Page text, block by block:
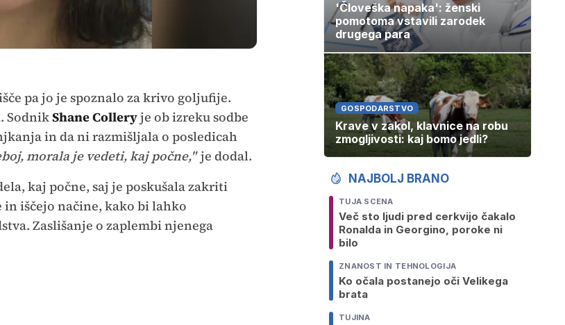
pa jo je spoznalo za krivo goljufije.
SodnikShane Colleryje ob izreku sodbe
in da ni razmišljala o posledicah
morala je vedeti, kaj počne,"je dodal.
kaj počne, saj je poskušala zakriti
iščejo načine, kako bi lahko
Zaslišanje o zaplembi njenega
'Človeška napaka': ženski
pomotoma vstavili zarodek
drugega para
GOSPODARSTVO
Krave v zakol, klavnice na robu
zmogljivosti: kaj bomo jedli?
NAJBOLJ BRANO
TUJA SCENA
Več sto ljudi pred cerkvijo čakalo
Ronalda in Georgino, poroke ni
bilo
ZNANOST IN TEHNOLOGIJA
Ko očala postanejo oči Velikega
brata
TUJINA